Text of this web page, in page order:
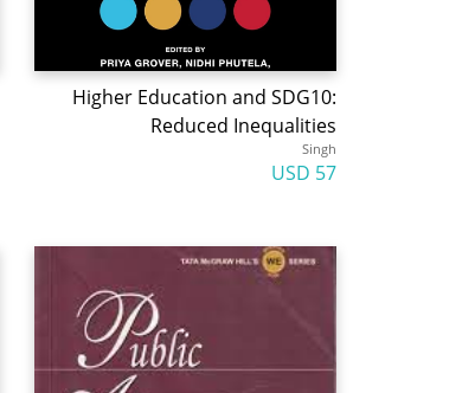
Higher Education and SDG10:
Reduced Inequalities
Singh
57 USD